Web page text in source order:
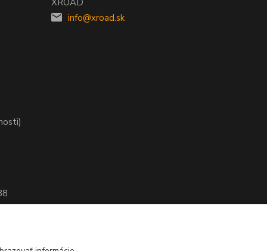
info@xroad.sk